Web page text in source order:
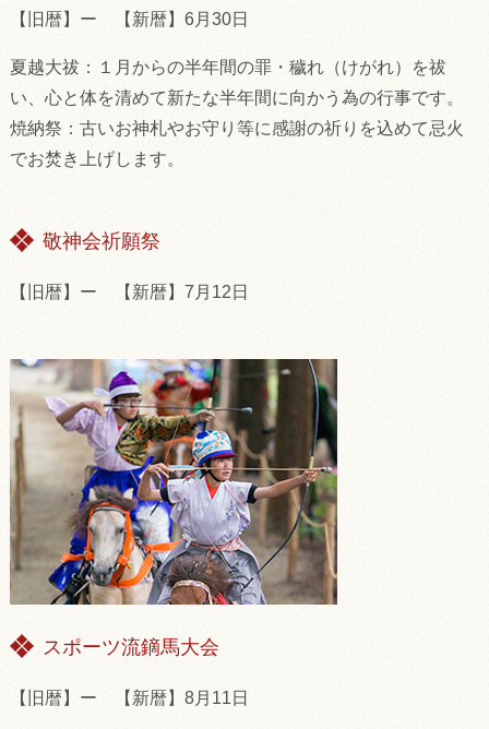
【旧暦】ー 【新暦】6月30日
夏越大祓：１月からの半年間の罪・穢れ（けがれ）を祓
い、心と体を清めて新たな半年間に向かう為の行事です。
焼納祭：古いお神札やお守り等に感謝の祈りを込めて忌火
でお焚き上げします。
敬神会祈願祭
【旧暦】ー 【新暦】7月12日
スポーツ流鏑馬大会
【旧暦】ー 【新暦】8月11日